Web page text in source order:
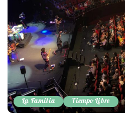
La Familia Tiempo Libre